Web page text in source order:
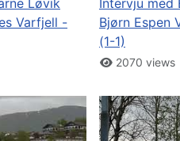
Varfjell -
Bjørn Espen
(1-1)
2070 views